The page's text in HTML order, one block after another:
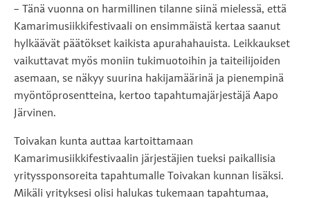
– Tänä vuonna on harmillinen tilanne siinä mielessä, että
Kamarimusiikkifestivaali on ensimmäistä kertaa saanut
hylkäävät päätökset kaikista apurahahauista. Leikkaukset
vaikuttavat myös moniin tukimuotoihin ja taiteilijoiden
asemaan, se näkyy suurina hakijamäärinä ja pienempinä
myöntöprosentteina, kertoo tapahtumajärjestäjä Aapo
Järvinen.
Toivakan kunta auttaa kartoittamaan
Kamarimusiikkifestivaalin järjestäjien tueksi paikallisia
yrityssponsoreita tapahtumalle Toivakan kunnan lisäksi.
Mikäli yrityksesi olisi halukas tukemaan tapahtumaa,